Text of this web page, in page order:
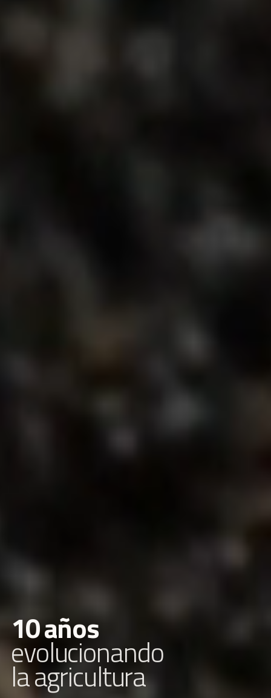
10años
evolucionando
laagricultura